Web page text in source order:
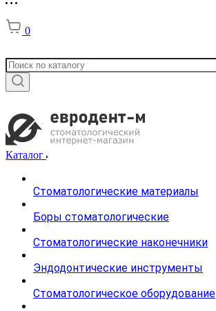
0
Каталог
Стоматологические материалы
Боры стоматологические
Стоматологические наконечники
Эндодонтические инструменты
Стоматологическое оборудование